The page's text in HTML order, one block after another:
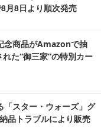
月8日より順次発売
念商品がAmazonで抽
た“御三家”の特別カー
「スター・ウォーズ」グ
品トラブルにより販売